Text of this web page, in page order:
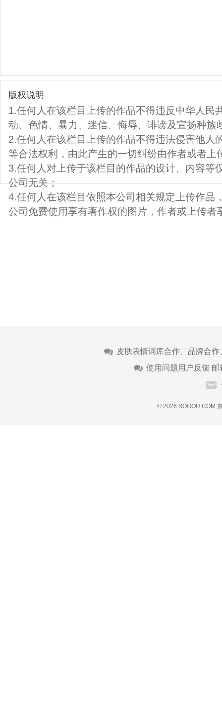
版权说明
1.任何人在该栏目上传的作品不得违反中华人民
动、色情、暴力、迷信、侮辱、诽谤及宣扬种族
2.任何人在该栏目上传的作品不得违法侵害他人
等合法权利，由此产生的一切纠纷由作者或者上
3.任何人对上传于该栏目的作品的设计、内容等
公司无关；
4.任何人在该栏目依照本公司相关规定上传作品
公司免费使用享有著作权的图片，作者或上传者
皮肤表情词库合作、品牌合
使用问题用户反馈 邮
© 2026 SOGOU.COM